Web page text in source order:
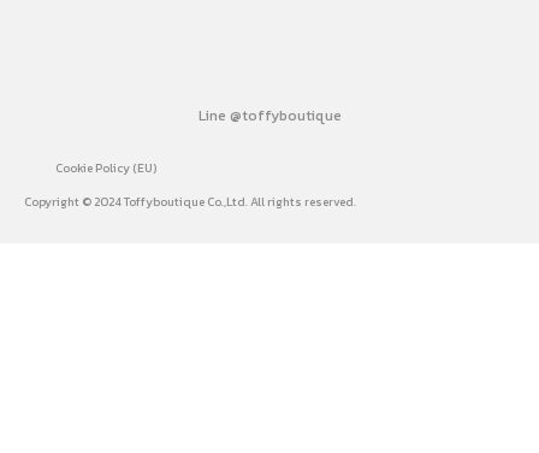
Line @toffyboutique
Cookie Policy (EU)
Copyright © 2024 Toffyboutique Co.,Ltd. All rights reserved.